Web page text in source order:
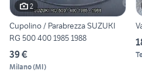
2
Cupolino / Parabrezza SUZUKI
RG 500 400 1985 1988
39 €
Milano(MI)